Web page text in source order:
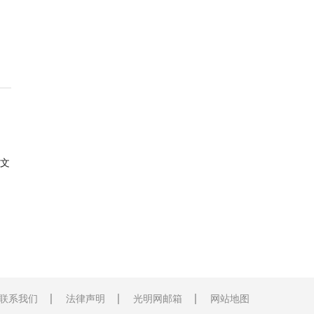
系我们 法律声明 光明网邮箱 网站地图